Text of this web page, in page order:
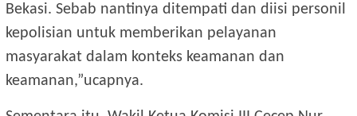
Bekasi. Sebab nantinya ditempati dan diisi personil
kepolisian untuk memberikan pelayanan
masyarakat dalam konteks keamanan dan
keamanan,”ucapnya.